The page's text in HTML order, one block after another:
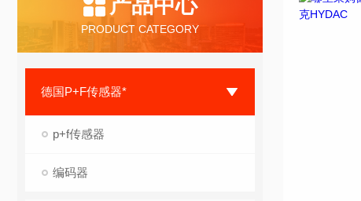
产品中心
PRODUCT CATEGORY
德国P+F传感器*
p+f传感器
编码器